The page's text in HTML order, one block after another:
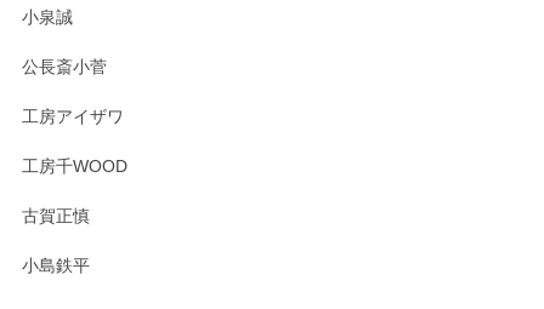
小泉誠
公長斎小菅
工房アイザワ
工房千WOOD
古賀正慎
小島鉄平